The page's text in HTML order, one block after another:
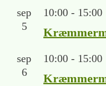
sep
5
10:00 - 15:00
sep
6
10:00 - 15:00